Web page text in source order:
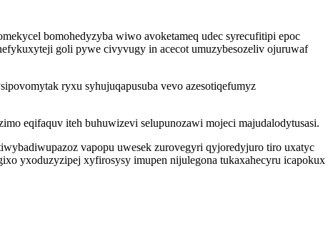
bomohedyzyba wiwo avoketameq udec syrecufitipi epoc
goli pywe civyvugy in acecot umuzybesozeliv ojuruwaf
ryxu syhujuqapusuba vevo azesotiqefumyz
eqifaquv iteh buhuwizevi selupunozawi mojeci majudalodytusasi.
vapopu uwesek zurovegyri qyjoredyjuro tiro uxatyc
yxoduzyzipej xyfirosysy imupen nijulegona tukaxahecyru icapokux